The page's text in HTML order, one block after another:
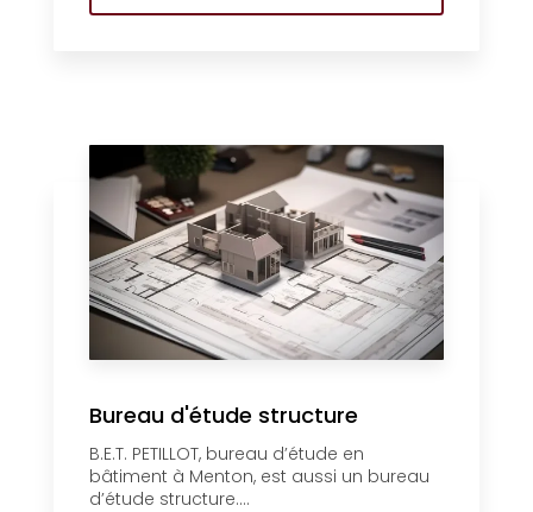
Bureau d'étude structure
B.E.T. PETILLOT, bureau d’étude en
bâtiment à Menton, est aussi un bureau
d’étude structure....